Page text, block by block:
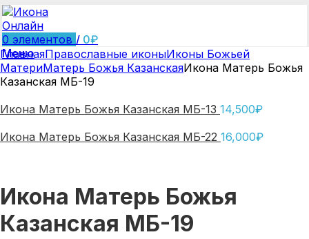
0 элементов / 0₽
Меню
ГлавнаяПравославные иконыИконы Божьей
МатериМатерь Божья КазанскаяИкона Матерь Божья
Казанская МБ-19
Икона Матерь Божья Казанская МБ-13 14,500₽
Икона Матерь Божья Казанская МБ-22 16,000₽
Икона Матерь Божья
Казанская МБ-19